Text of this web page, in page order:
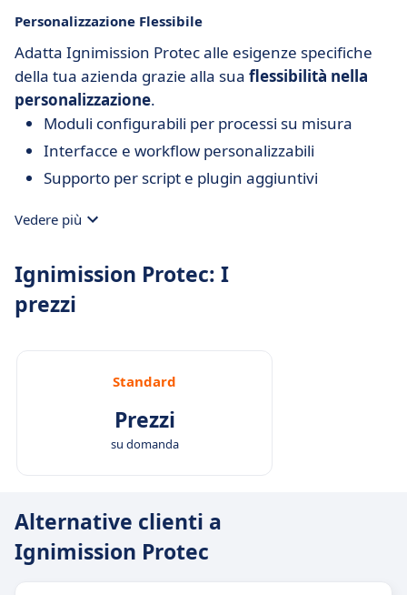
Personalizzazione Flessibile
Adatta Ignimission Protec alle esigenze specifiche
della tua azienda grazie alla sua flessibilità nella
personalizzazione.
Moduli configurabili per processi su misura
Interfacce e workflow personalizzabili
Supporto per script e plugin aggiuntivi
Vedere più
Ignimission Protec: I
prezzi
Standard
Prezzi
su domanda
Alternative clienti a
Ignimission Protec